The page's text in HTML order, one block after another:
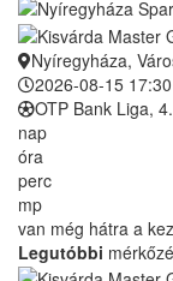
Nyíregyháza,
2026-08-15 17:30
OTP Bank Liga,
nap
óra
perc
mp
van még hátra a
Legutóbbi